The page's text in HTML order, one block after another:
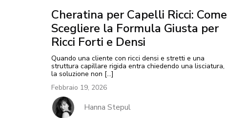
Cheratina per Capelli Ricci: Come
Scegliere la Formula Giusta per
Ricci Forti e Densi
Quando una cliente con ricci densi e stretti e una
struttura capillare rigida entra chiedendo una lisciatura,
la soluzione non […]
Febbraio 19, 2026
Hanna Stepul